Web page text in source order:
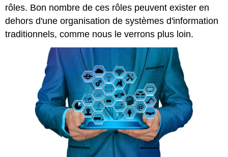
rôles. Bon nombre de ces rôles peuvent exister en
dehors d'une organisation de systèmes d'information
traditionnels, comme nous le verrons plus loin.